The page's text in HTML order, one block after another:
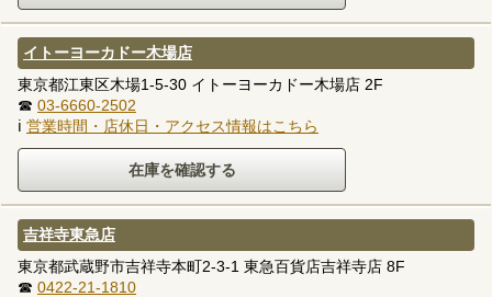
イトーヨーカドー木場店
東京都江東区木場1-5-30 イトーヨーカドー木場店 2F
☎ 03-6660-2502
ℹ 営業時間・店休日・アクセス情報はこちら
吉祥寺東急店
東京都武蔵野市吉祥寺本町2-3-1 東急百貨店吉祥寺店 8F
☎ 0422-21-1810